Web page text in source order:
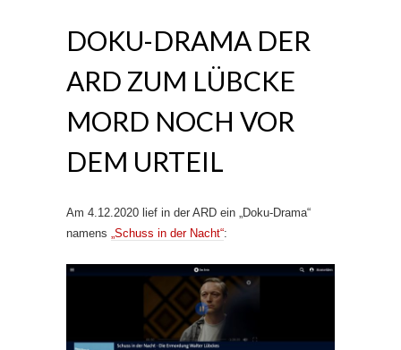
DOKU-DRAMA DER
ARD ZUM LÜBCKE
MORD NOCH VOR
DEM URTEIL
Am 4.12.2020 lief in der ARD ein „Doku-Drama“
namens „Schuss in der Nacht“: